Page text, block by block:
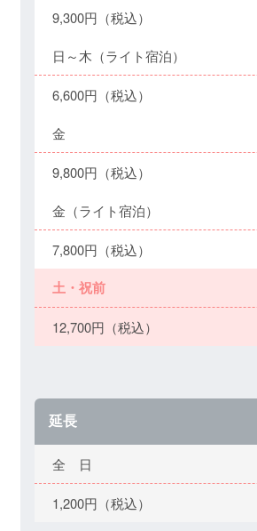
9,300円（税込）
日～木（ライト宿泊）
6,600円（税込）
金
9,800円（税込）
金（ライト宿泊）
7,800円（税込）
土・祝前
12,700円（税込）
延長
全 日
1,200円（税込）